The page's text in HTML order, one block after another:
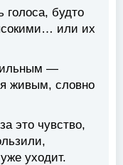
голоса, будто
или их
—
живым, словно
это чувство,
уходит.